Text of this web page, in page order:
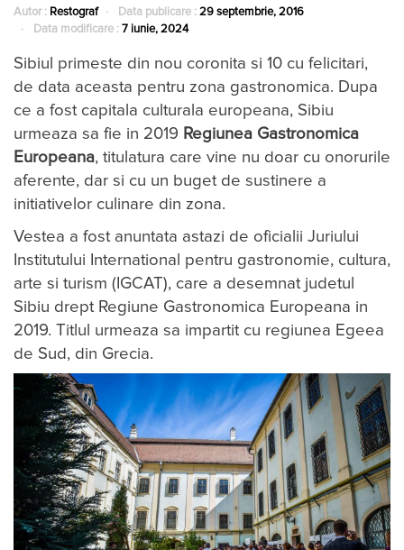
Autor : Restograf Data publicare : 29 septembrie, 2016
Data modificare : 7 iunie, 2024
Sibiul primeste din nou coronita si 10 cu felicitari,
de data aceasta pentru zona gastronomica. Dupa
ce a fost capitala culturala europeana, Sibiu
urmeaza sa fie in 2019 Regiunea Gastronomica
Europeana, titulatura care vine nu doar cu onorurile
aferente, dar si cu un buget de sustinere a
initiativelor culinare din zona.
Vestea a fost anuntata astazi de oficialii Juriului
Institutului International pentru gastronomie, cultura,
arte si turism (IGCAT), care a desemnat judetul
Sibiu drept Regiune Gastronomica Europeana in
2019. Titlul urmeaza sa impartit cu regiunea Egeea
de Sud, din Grecia.